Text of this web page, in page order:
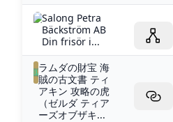
Salong Petra
Bäckström AB
Din frisör i...
ラムダの財宝 海
賊の古文書 ティ
アキン 攻略の虎
（ゼルダ ティア
ーズオブザキ...